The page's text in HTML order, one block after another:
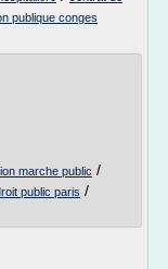
publique conges
marche public /
public paris /